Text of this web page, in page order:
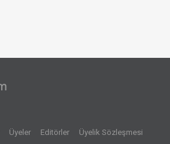
Üyeler Editörler Üyelik Sözleşmesi